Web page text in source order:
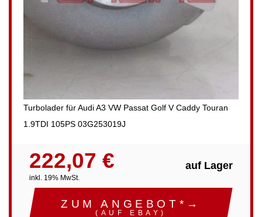
Turbolader für Audi A3 VW Passat Golf V Caddy Touran
1.9TDI 105PS 03G253019J
222,07 €
inkl. 19% MwSt.
auf Lager
ZUM ANGEBOT*→
(AUF EBAY)